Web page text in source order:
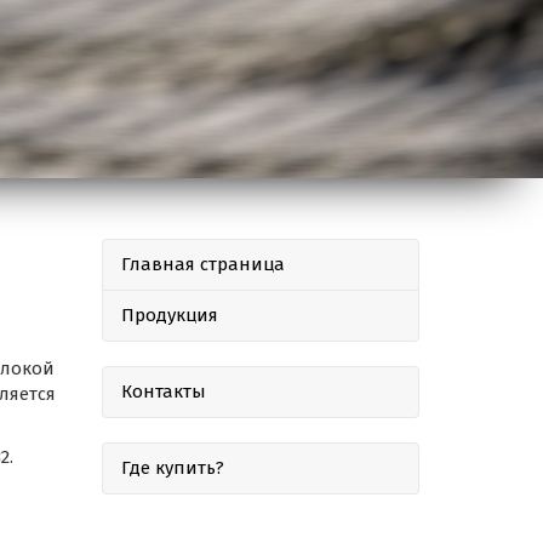
Главная страница
Продукция
Контакты
Где купить?